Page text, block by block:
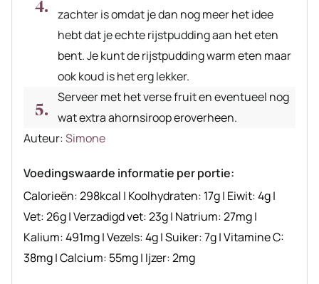
zachter is omdat je dan nog meer het idee
hebt dat je echte rijstpudding aan het eten
bent. Je kunt de rijstpudding warm eten maar
ook koud is het erg lekker.
Serveer met het verse fruit en eventueel nog
wat extra ahornsiroop eroverheen.
Auteur
Auteur:Simone
Voedingswaarde informatie per portie:
Calorieën:298kcal | Koolhydraten: 17g| Eiwit:4g|
Vet:26g|Verzadigd vet:23g| Natrium:27mg|
Kalium:491mg|Vezels:4g|Suiker:7g|Vitamine C:
38mg|Calcium: 55mg| Ijzer:2mg